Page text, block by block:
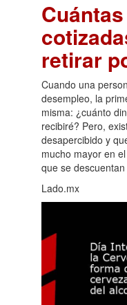
retirar
Cuando una
desempleo, la
misma: ¿cuánto
recibiré? Pero,
desapercibido y
mucho mayor en
que se
Lado.mx